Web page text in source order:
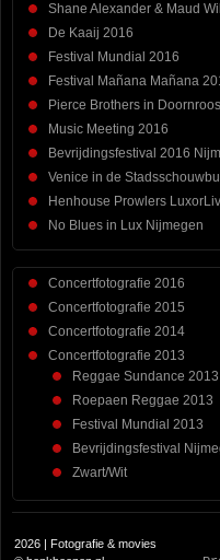
Shane Alexander & Maud
De Kaaij 2016
Festival Mundial 2016
Festival Mañana Mañana
Pierce Brothers in
Music Meeting 2016
Bevrijdingsfestival 2016
Venice in de
Henhouse Prowlers
No Blues in Lux Nijmegen
Concertfotografie 2016
Concertfotografie 2015
Concertfotografie 2014
Concertfotografie 2013
Reggae Sundance 2013
Roepaen Reggae 2013
Festival Mundial 2013
Bevrijdingsfestival
Zwart/Wit
2026 | Fotografie & movies